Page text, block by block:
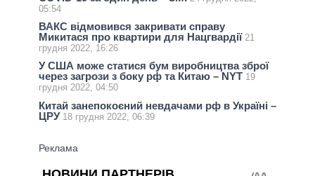
05:54
ВАКС відмовився закривати справу
Микитася про квартири для Нацгвардії 21
грудня 2022, 16:26
У США може статися бум виробництва зброї
через загрози з боку рф та Китаю – NYT 19
грудня 2022, 04:50
Китай занепокоєний невдачами рф в Україні –
ЦРУ 18 грудня 2022, 06:39